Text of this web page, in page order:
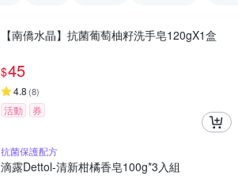
【南僑水晶】抗菌葡萄柚籽洗手皂120gX1盒
$45
4.8 (8)
活動 券
抗菌保護配方
滴露Dettol-清新柑橘香皂100g*3入組